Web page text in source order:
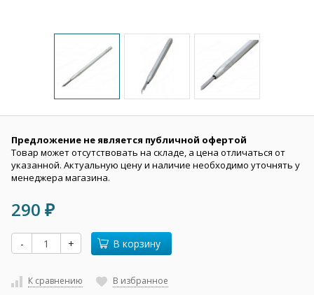
Предложение не является публичной офертой
Товар может отсутствовать на складе, а цена отличаться от
указанной. Актуальную цену и наличие необходимо уточнять у
менеджера магазина.
290 ₽
- + В корзину
К сравнению В избранное